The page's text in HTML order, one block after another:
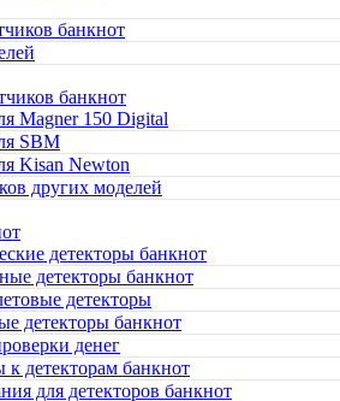
банкнот
банкнот
Magner 150 Digital
SBM
Kisan Newton
других моделей
детекторы банкнот
детекторы банкнот
детекторы
детекторы банкнот
денег
к детекторам банкнот
для детекторов банкнот